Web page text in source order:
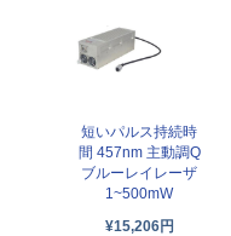
短いパルス持続時
間 457nm 主動調Q
ブルーレイレーザ
1~500mW
¥15,206円